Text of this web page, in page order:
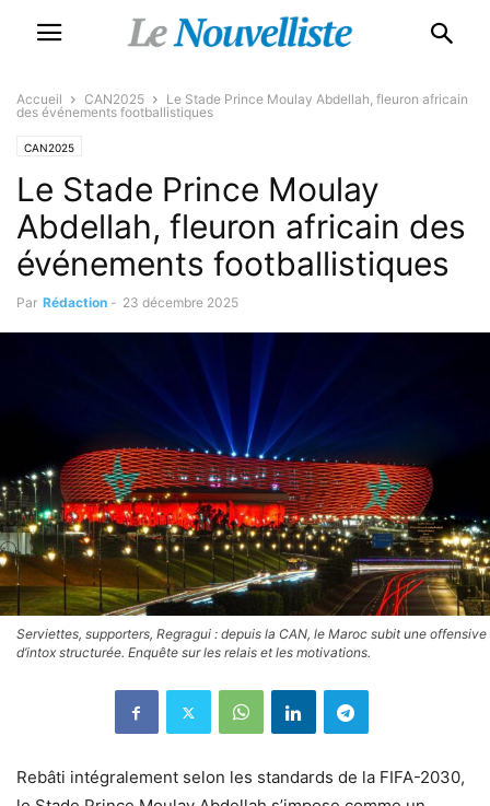
Accueil CAN2025
Le Stade Prince Moulay Abdellah, fleuron africain
des événements footballistiques
CAN2025
Le Stade Prince Moulay
Abdellah, fleuron africain des
événements footballistiques
Par Rédaction - 23 décembre 2025
Serviettes, supporters, Regragui : depuis la CAN, le Maroc subit une offensive
d’intox structurée. Enquête sur les relais et les motivations.
Rebâti intégralement selon les standards de la FIFA-2030,